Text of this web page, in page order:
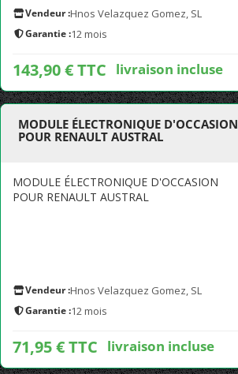
Vendeur :Hnos Velazquez Gomez, SL
Garantie :12 mois
143,90 € TTC livraison incluse
MODULE ÉLECTRONIQUE D'OCCASION
POUR RENAULT AUSTRAL
MODULE ÉLECTRONIQUE D'OCCASION
POUR RENAULT AUSTRAL
Vendeur :Hnos Velazquez Gomez, SL
Garantie :12 mois
71,95 € TTC livraison incluse